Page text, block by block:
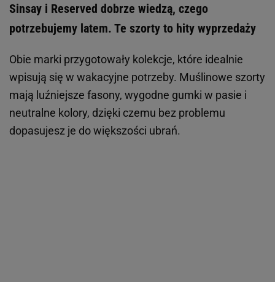
Sinsay i Reserved dobrze wiedzą, czego
potrzebujemy latem. Te szorty to hity wyprzedaży
Obie marki przygotowały kolekcje, które idealnie
wpisują się w wakacyjne potrzeby. Muślinowe szorty
mają luźniejsze fasony, wygodne gumki w pasie i
neutralne kolory, dzięki czemu bez problemu
dopasujesz je do większości ubrań.